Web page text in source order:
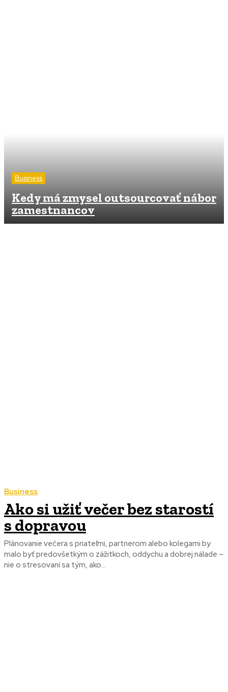
Business
Kedy má zmysel outsourcovať nábor
zamestnancov
Business
Ako si užiť večer bez starostí
s dopravou
Plánovanie večera s priateľmi, partnerom alebo kolegami by
malo byť predovšetkým o zážitkoch, oddychu a dobrej nálade –
nie o stresovaní sa tým, ako...